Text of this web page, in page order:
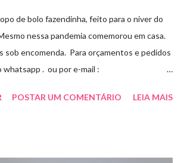
de bolo fazendinha, feito para o niver do
nessa pandemia comemorou em casa.
sob encomenda. Para orçamentos e pedidos
. ou por e-mail :
POSTAR UM COMENTÁRIO LEIA MAIS